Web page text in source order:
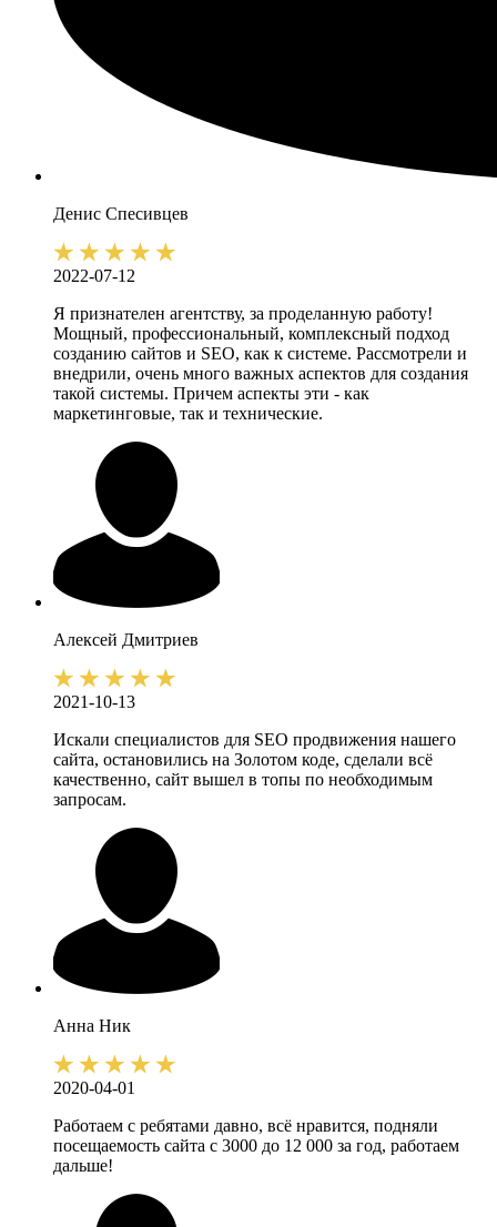
Денис Спесивцев
2022-07-12
Я признателен агентству, за проделанную работу!
Мощный, профессиональный, комплексный подход
созданию сайтов и SEO, как к системе. Рассмотрели и
внедрили, очень много важных аспектов для создания
такой системы. Причем аспекты эти - как
маркетинговые, так и технические.
Алексей Дмитриев
2021-10-13
Искали специалистов для SEO продвижения нашего
сайта, остановились на Золотом коде, сделали всё
качественно, сайт вышел в топы по необходимым
запросам.
Анна Ник
2020-04-01
Работаем с ребятами давно, всё нравится, подняли
посещаемость сайта с 3000 до 12 000 за год, работаем
дальше!